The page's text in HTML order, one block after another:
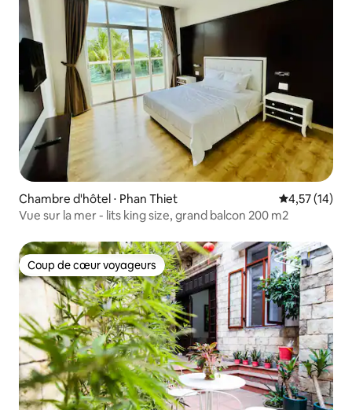
Chambre d'hôtel ⋅ Phan Thiet Évaluation
4,57 (14)
Vue sur la mer - lits king size, grand balcon 200 m2
Coup de cœur voyageurs
Coup de cœur voyageurs